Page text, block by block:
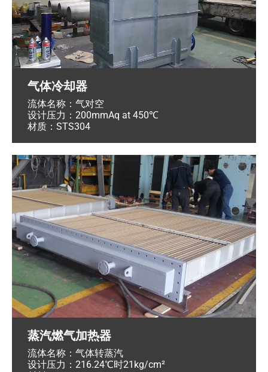
气体冷却器
流体名称：气对空
设计压力：200mmAq at 450℃
材质：STS304
蒸汽燃气加热器
流体名称：气体转蒸汽
设计压力：216.24℃时21kg/cm²